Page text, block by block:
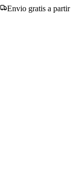
Envio gratis a partir